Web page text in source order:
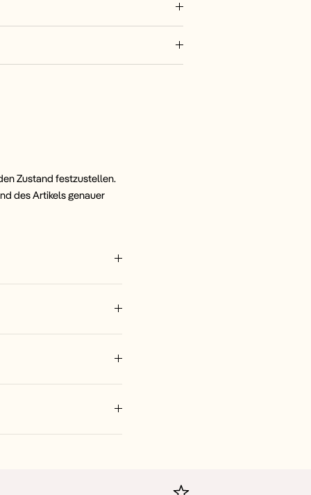
Zustand festzustellen.
des Artikels genauer